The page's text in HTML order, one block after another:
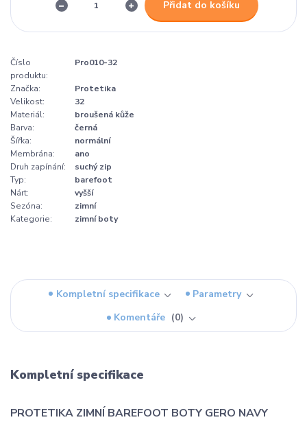
Přidat do košíku
Číslo
produktu:
Pro010-32
Značka:
Protetika
Velikost:
32
Materiál:
broušená kůže
Barva:
černá
Šířka:
normální
Membrána:
ano
Druh zapínání:
suchý zip
Typ:
barefoot
Nárt:
vyšší
Sezóna:
zimní
Kategorie:
zimní boty
Kompletní specifikace
Parametry
Komentáře
0
Kompletní specifikace
PROTETIKA ZIMNÍ BAREFOOT BOTY GERO NAVY